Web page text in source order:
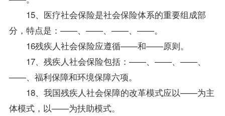
15、医疗社会保险是社会保险体系的重要组成部
分，特点是：——、——、——、——。
16残疾人社会保险应遵循——和——原则。
17、残疾人社会保险包括：——、——、——、
——、福利保障和环境保障六项。
18、我国残疾人社会保障的改革模式应以——为主
体模式，以——为扶助模式。